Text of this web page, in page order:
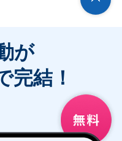
が
完結！